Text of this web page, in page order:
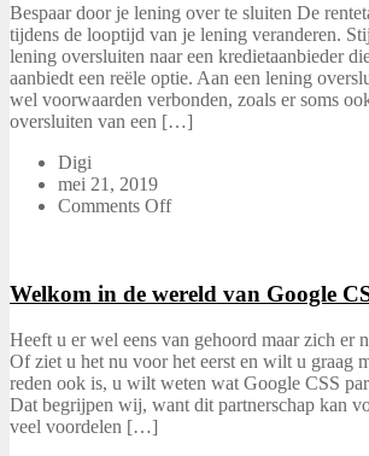
Bespaar door je lening over te sluiten De
tijdens de looptijd van je lening veranderen.
lening oversluiten naar een kredietaanbieder
aanbiedt een reële optie. Aan een lening
wel voorwaarden verbonden, zoals er soms
oversluiten van een […]
Digi
mei 21, 2019
Comments Off
Welkom in de wereld van Google
Heeft u er wel eens van gehoord maar zich er
Of ziet u het nu voor het eerst en wilt u graag
reden ook is, u wilt weten wat Google CSS
Dat begrijpen wij, want dit partnerschap kan
veel voordelen […]